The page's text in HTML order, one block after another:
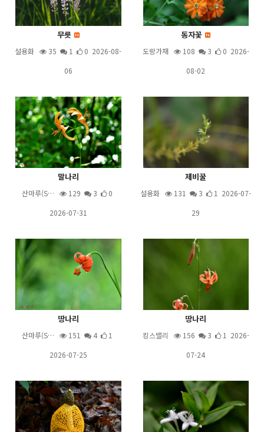
무릇
설용화 35 1
0 2026-08-
06
동자꽃
도랑가재 108 3
0 2026-
08-02
말나리
산마루(S… 129 3
0
2026-07-31
제비꿀
설용화 131 3
1 2026-07-
29
땅나리
산마루(S… 151 4
1
2026-07-25
땅나리
킹스밸리 156 3
1 2026-
07-24